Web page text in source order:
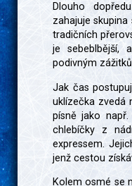
Dlouho
zahajuje
tradičních
je sebeblbější,
podivným
Jak čas
uklízečka zvedá
písně jako
chlebíčky z
expressem.
jenž cestou
Kolem osmé se